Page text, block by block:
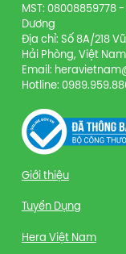
MST: 08008859778
Dương
Địa chỉ: Số 8A/218
Hải Phòng, Việt Nam
Email:
Hotline:
Giới thiệu
Tuyển Dụng
Hera Việt Nam